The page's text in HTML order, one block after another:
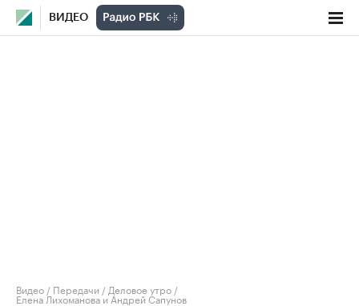
ВИДЕО
Видео / Передачи / Деловое утро /
Елена Лихоманова и Андрей Сапунов